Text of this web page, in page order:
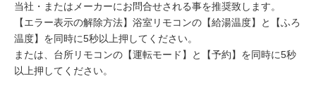
当社・またはメーカーにお問合せされる事を推奨致します。
【エラー表示の解除方法】浴室リモコンの【給湯温度】と【ふろ
温度】を同時に5秒以上押してください。
または、台所リモコンの【運転モード】と【予約】を同時に5秒
以上押してください。